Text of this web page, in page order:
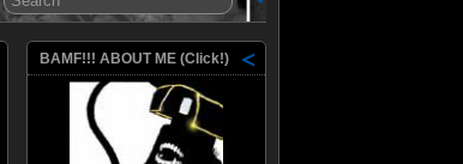
BAMF!!! ABOUT ME (Click!)